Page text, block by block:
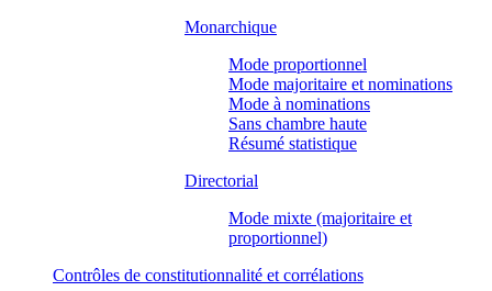
Monarchique
Mode proportionnel
Mode majoritaire et nominations
Mode à nominations
Sans chambre haute
Résumé statistique
Directorial
Mode mixte (majoritaire et
proportionnel)
Contrôles de constitutionnalité et corrélations